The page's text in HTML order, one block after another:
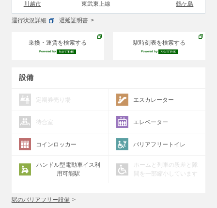
川越市 東武東上線 鶴ケ島
運行状況詳細 遅延証明書
乗換・運賃を検索する
Powered by
駅時刻表を検索する
Powered by
設備
定期券売り場 エスカレーター
待合室 エレベーター
コインロッカー バリアフリートイレ
ハンドル型電動車イス利
用可能駅
ホームと列車の段差と隙
間を一部縮小しています
駅のバリアフリー設備